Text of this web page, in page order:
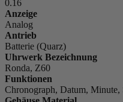
0.16
Anzeige
Analog
Antrieb
Batterie (Quarz)
Uhrwerk Bezeichnung
Ronda, Z60
Funktionen
Chronograph, Datum, Minute,